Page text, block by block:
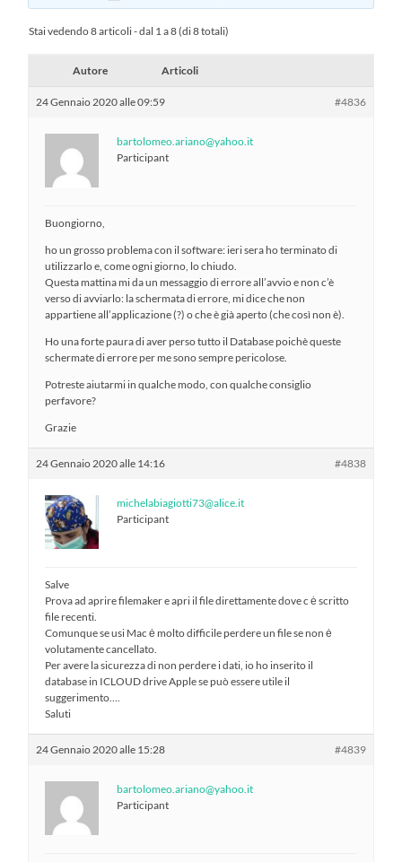
Stai vedendo 8 articoli - dal 1 a 8 (di 8 totali)
Autore Articoli
24 Gennaio 2020 alle 09:59 #4836
bartolomeo.ariano@yahoo.it
Participant
Buongiorno,
ho un grosso problema con il software: ieri sera ho terminato di
utilizzarlo e, come ogni giorno, lo chiudo.
Questa mattina mi da un messaggio di errore all’avvio e non c’è
verso di avviarlo: la schermata di errore, mi dice che non
appartiene all’applicazione (?) o che è già aperto (che così non è).
Ho una forte paura di aver perso tutto il Database poichè queste
schermate di errore per me sono sempre pericolose.
Potreste aiutarmi in qualche modo, con qualche consiglio
perfavore?
Grazie
24 Gennaio 2020 alle 14:16 #4838
michelabiagiotti73@alice.it
Participant
Salve
Prova ad aprire filemaker e apri il file direttamente dove c ė scritto
file recenti.
Comunque se usi Mac ė molto difficile perdere un file se non ė
volutamente cancellato.
Per avere la sicurezza di non perdere i dati, io ho inserito il
database in ICLOUD drive Apple se può essere utile il
suggerimento….
Saluti
24 Gennaio 2020 alle 15:28 #4839
bartolomeo.ariano@yahoo.it
Participant